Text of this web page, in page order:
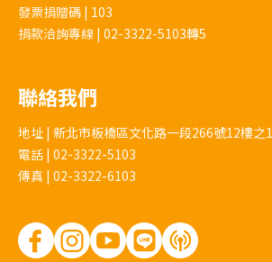
發票捐贈碼 | 103
捐款洽詢專線 | 02-3322-5103轉5
聯絡我們
地址 | 新北市板橋區文化路一段266號12樓之1
電話 | 02-3322-5103
傳真 | 02-3322-6103